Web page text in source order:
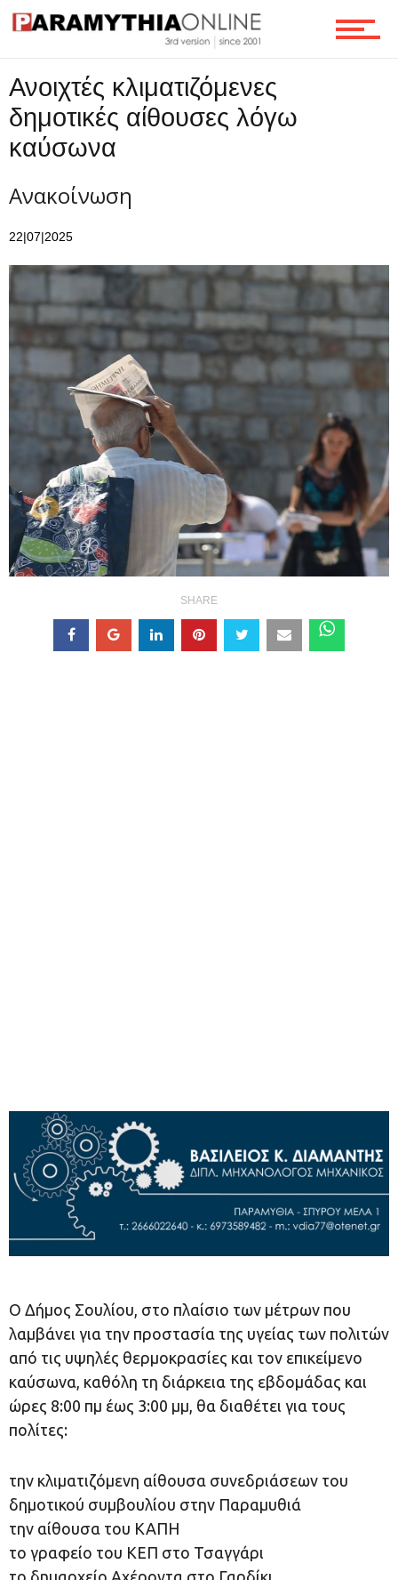
Επικοινωνία
Ανοιχτές κλιματιζόμενες
δημοτικές αίθουσες λόγω
καύσωνα
Ανακοίνωση
22|07|2025
SHARE
Ο Δήμος Σουλίου, στο πλαίσιο των μέτρων που
λαμβάνει για την προστασία της υγείας των πολιτών
από τις υψηλές θερμοκρασίες και τον επικείμενο
καύσωνα, καθόλη τη διάρκεια της εβδομάδας και
ώρες 8:00 πμ έως 3:00 μμ, θα διαθέτει για τους
πολίτες:
την κλιματιζόμενη αίθουσα συνεδριάσεων του
δημοτικού συμβουλίου στην Παραμυθιά
την αίθουσα του ΚΑΠΗ
το γραφείο του ΚΕΠ στο Τσαγγάρι
το δημαρχείο Αχέροντα στο Γαρδίκι